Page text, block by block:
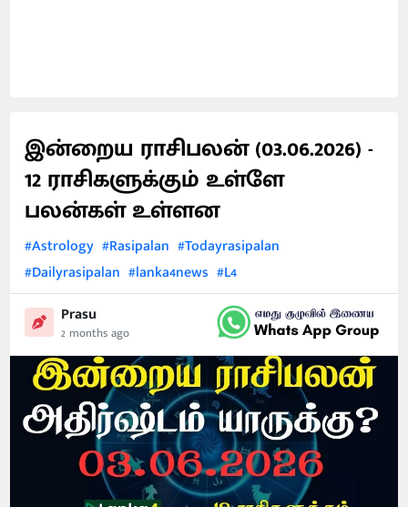
இன்றைய ராசிபலன் (03.06.2026) -
12 ராசிகளுக்கும் உள்ளே
பலன்கள் உள்ளன
#Astrology #Rasipalan #Todayrasipalan
#Dailyrasipalan #lanka4news #L4
Prasu
2 months ago